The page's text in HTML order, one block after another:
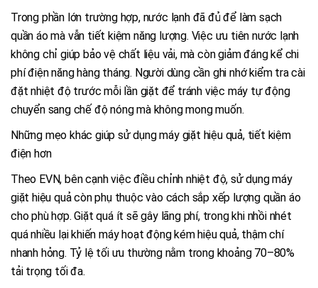
Trong phần lớn trường hợp, nước lạnh đã đủ để làm sạch
quần áo mà vẫn tiết kiệm năng lượng. Việc ưu tiên nước lạnh
không chỉ giúp bảo vệ chất liệu vải, mà còn giảm đáng kể chi
phí điện năng hàng tháng. Người dùng cần ghi nhớ kiểm tra cài
đặt nhiệt độ trước mỗi lần giặt để tránh việc máy tự động
chuyển sang chế độ nóng mà không mong muốn.
Những mẹo khác giúp sử dụng máy giặt hiệu quả, tiết kiệm
điện hơn
Theo EVN, bên cạnh việc điều chỉnh nhiệt độ, sử dụng máy
giặt hiệu quả còn phụ thuộc vào cách sắp xếp lượng quần áo
cho phù hợp. Giặt quá ít sẽ gây lãng phí, trong khi nhồi nhét
quá nhiều lại khiến máy hoạt động kém hiệu quả, thậm chí
nhanh hỏng. Tỷ lệ tối ưu thường nằm trong khoảng 70–80%
tải trọng tối đa.